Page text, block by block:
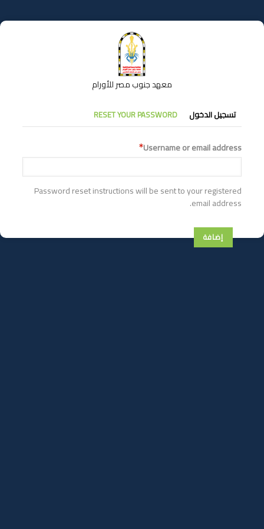
إلى
المحتوى
معهد جنوب مصر للأورام
التبويبات
الأساسية
تسجيل الدخول RESET YOUR PASSWORD
Username or email address
Password reset instructions will be sent to your registered
email address.